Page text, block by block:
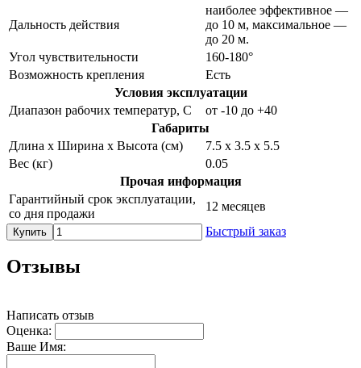
Дальность действия
наиболее эффективное —
до 10 м, максимальное —
до 20 м.
Угол чувствительности
160-180°
Возможность крепления
Есть
Условия эксплуатации
Диапазон рабочих температур, С
от -10 до +40
Габариты
Длина х Ширина х Высота (см)
7.5 х 3.5 х 5.5
Вес (кг)
0.05
Прочая информация
Гарантийный срок эксплуатации,
со дня продажи
12 месяцев
Купить Быстрый заказ
Отзывы
Написать отзыв
Оценка:
Ваше Имя: